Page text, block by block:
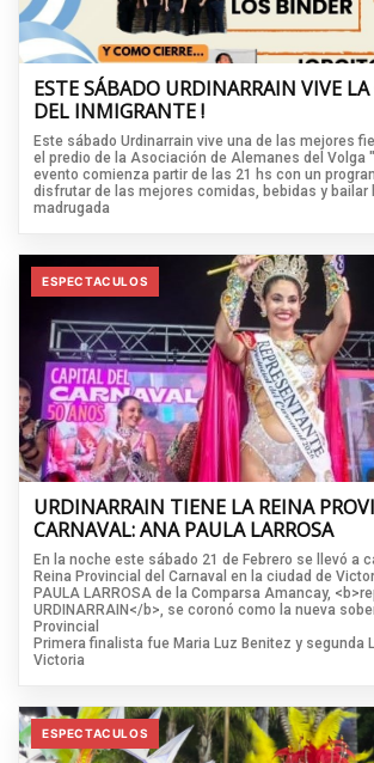
ESTE SÁBADO URDINARRAIN VIVE
DEL INMIGRANTE !
Este sábado Urdinarrain vive una de las mejores
el predio de la Asociación de Alemanes del Volga
evento comienza partir de las 21 hs con un
disfrutar de las mejores comidas, bebidas y bailar
madrugada
ESPECTACULOS
URDINARRAIN TIENE LA REINA
CARNAVAL: ANA PAULA LARROSA
En la noche este sábado 21 de Febrero se llevó a
Reina Provincial del Carnaval en la ciudad de
PAULA LARROSA de la Comparsa Amancay,
URDINARRAIN</b>, se coronó como la nueva
Provincial
Primera finalista fue Maria Luz Benitez y segunda
Victoria
ESPECTACULOS